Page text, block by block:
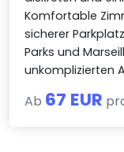
Komfortable
sicherer
Parks und
unkomplizierten
Ab 67 EUR